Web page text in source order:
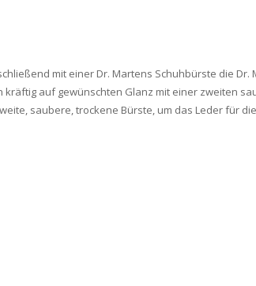
mit einer Dr. Martens Schuhbürste die
auf gewünschten Glanz mit einer zweiten
saubere, trockene Bürste, um das Leder für